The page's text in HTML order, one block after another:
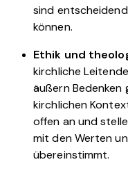
sind
können.
Ethik und
kirchliche
äußern Bedenken
kirchlichen
offen an und
mit den Werten
übereinstimmt.